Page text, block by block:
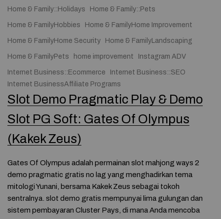
Home & Family::Holidays Home & Family::Pets
Home & FamilyHobbies Home & FamilyHome Improvement
Home & FamilyHome Security Home & FamilyLandscaping
Home & FamilyPets home improvement Instagram ADV
Internet Business::Ecommerce
Internet Business::SEO
Internet BusinessAffiliate Programs
Slot Demo Pragmatic Play & Demo
Slot PG Soft: Gates Of Olympus
(Kakek Zeus)
Gates Of Olympus adalah permainan slot mahjong ways 2
demo pragmatic gratis no lag yang menghadirkan tema
mitologi Yunani, bersama Kakek Zeus sebagai tokoh
sentralnya. slot demo gratis mempunyai lima gulungan dan
sistem pembayaran Cluster Pays, di mana Anda mencoba